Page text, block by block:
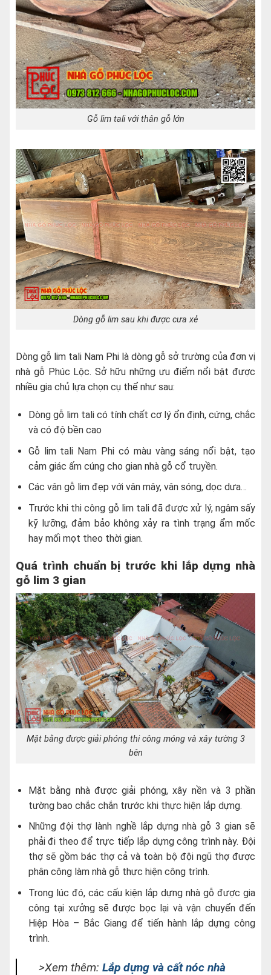
Gỗ lim tali với thân gỗ lớn
Dòng gỗ lim sau khi được cưa xẻ
Dòng gỗ lim tali Nam Phi là dòng gỗ sở trường của đơn vị
nhà gỗ Phúc Lộc. Sở hữu những ưu điểm nổi bật được
nhiều gia chủ lựa chọn cụ thể như sau:
Dòng gỗ lim tali có tính chất cơ lý ổn định, cứng, chắc
và có độ bền cao
Gỗ lim tali Nam Phi có màu vàng sáng nổi bật, tạo
cảm giác ấm cúng cho gian nhà gỗ cổ truyền.
Các vân gỗ lim đẹp với vân mây, vân sóng, dọc dưa…
Trước khi thi công gỗ lim tali đã được xử lý, ngâm sấy
kỹ lưỡng, đảm bảo không xảy ra tình trạng ẩm mốc
hay mối mọt theo thời gian.
Quá trình chuẩn bị trước khi lắp dựng nhà
gỗ lim 3 gian
Mặt bằng được giải phóng thi công móng và xây tường 3
bên
Mặt bằng nhà được giải phóng, xây nền và 3 phần
tường bao chắc chắn trước khi thực hiện lắp dựng.
Những đội thợ lành nghề lắp dựng nhà gỗ 3 gian sẽ
phải đi theo để trực tiếp lắp dựng công trình này. Đội
thợ sẽ gồm bác thợ cả và toàn bộ đội ngũ thợ được
phân công làm nhà gỗ thực hiện công trình.
Trong lúc đó, các cấu kiện lắp dựng nhà gỗ được gia
công tại xưởng sẽ được bọc lại và vận chuyển đến
Hiệp Hòa – Bắc Giang để tiến hành lắp dựng công
trình.
>Xem thêm: Lắp dựng và cất nóc nhà